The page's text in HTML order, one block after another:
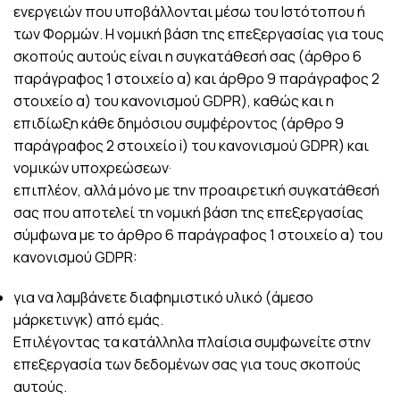
ενεργειών που υποβάλλονται μέσω του Ιστότοπου ή
των Φορμών. Η νομική βάση της επεξεργασίας για τους
σκοπούς αυτούς είναι η συγκατάθεσή σας (άρθρο 6
παράγραφος 1 στοιχείο α) και άρθρο 9 παράγραφος 2
στοιχείο α) του κανονισμού GDPR), καθώς και η
επιδίωξη κάθε δημόσιου συμφέροντος (άρθρο 9
παράγραφος 2 στοιχείο i) του κανονισμού GDPR) και
νομικών υποχρεώσεων·
επιπλέον, αλλά μόνο με την προαιρετική συγκατάθεσή
σας που αποτελεί τη νομική βάση της επεξεργασίας
σύμφωνα με το άρθρο 6 παράγραφος 1 στοιχείο α) του
κανονισμού GDPR:
για να λαμβάνετε διαφημιστικό υλικό (άμεσο
μάρκετινγκ) από εμάς.
Επιλέγοντας τα κατάλληλα πλαίσια συμφωνείτε στην
επεξεργασία των δεδομένων σας για τους σκοπούς
αυτούς.